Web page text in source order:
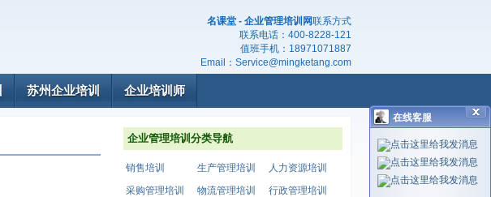
名课堂 - 企业管理培训网联系方式
联系电话： 400-8228-121
值班手机： 18971071887
Email： Service@mingketang.com
苏州企业培训 企业培训师
企业管理培训分类导航
销售培训 生产管理培训
人力资源培训
采购管理培训
物流管理培训
行政管理培训
在线客服